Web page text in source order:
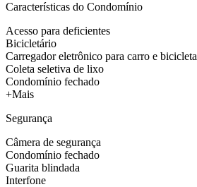
Características do Condomínio
Acesso para deficientes
Bicicletário
Carregador eletrônico para carro e bicicleta
Coleta seletiva de lixo
Condomínio fechado
+Mais
Segurança
Câmera de segurança
Condomínio fechado
Guarita blindada
Interfone